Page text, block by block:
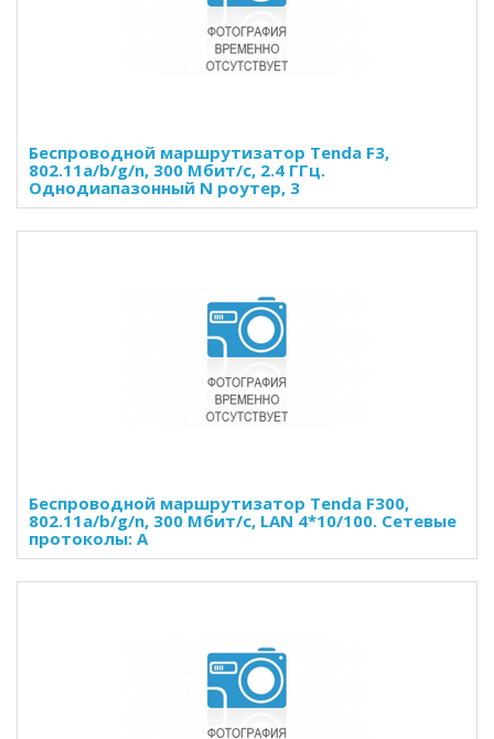
Беспроводной маршрутизатор Tenda F3,
802.11a/b/g/n, 300 Мбит/с, 2.4 ГГц.
Однодиапазонный N роутер, 3
Беспроводной маршрутизатор Tenda F300,
802.11a/b/g/n, 300 Мбит/с, LAN 4*10/100. Сетевые
протоколы: A